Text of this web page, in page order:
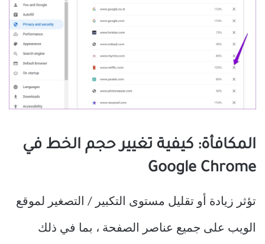
المكافأة: كيفية تغيير حجم الخط في
Google Chrome
تؤثر زيادة أو تقليل مستوى التكبير / التصغير لموقع
الويب على جميع عناصر الصفحة ، بما في ذلك